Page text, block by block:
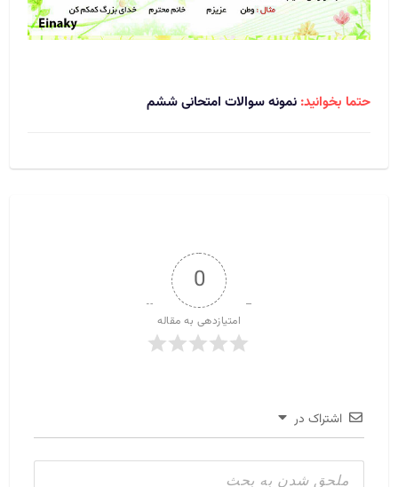
حتما بخوانید: نمونه سوالات امتحانی ششم
0
امتیازدهی به مقاله
اشتراک در